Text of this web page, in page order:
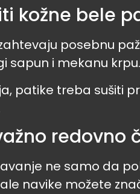
kožne bele
posebnu
sapun i mekanu krpu.
patike treba sušiti
redovno
ne samo da
navike možete